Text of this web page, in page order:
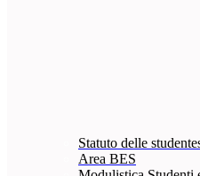
Statuto delle
Area BES